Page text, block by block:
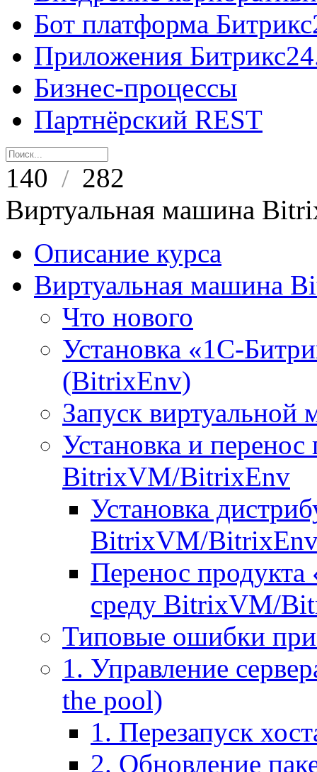
Бот платформа
Приложения
Бизнес-процессы
Партнёрский REST
140 / 282
Виртуальная машина
Описание курса
Виртуальная машина
Что нового
Установка «1С-
(BitrixEnv)
Запуск
Установка и
BitrixVM/BitrixEnv
Установка
BitrixVM/
Перенос
среду BitrixVM/
Типовые ошибки при
1. Управление
the pool)
1. Перезапуск
2. Обновление